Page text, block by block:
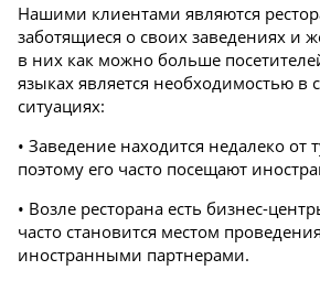
Нашими клиентами являются
заботящиеся о своих заведениях и
в них как можно больше
языках является необходимостью в
ситуациях:
• Заведение находится недалеко от
поэтому его часто посещают
• Возле ресторана есть бизнес-
часто становится местом
иностранными партнерами.